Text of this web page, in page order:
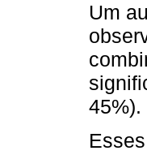
Um
45%).